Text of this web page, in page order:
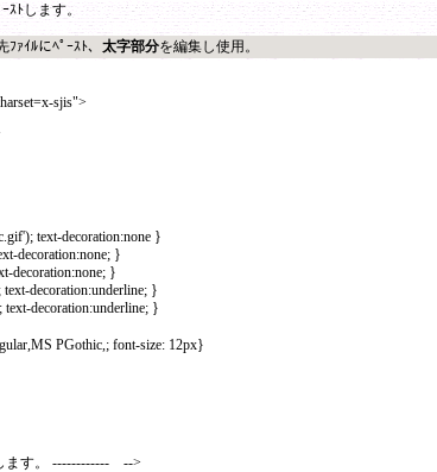
ｽﾄします。
ｧｲﾙにﾍﾟｰｽﾄ、 太字部分を編集し使用。
sjis">
text-decoration:none }
decoration:none; }
decoration:none; }
decoration:underline; }
decoration:underline; }
PGothic,; font-size: 12px}
す。 ------------ -->